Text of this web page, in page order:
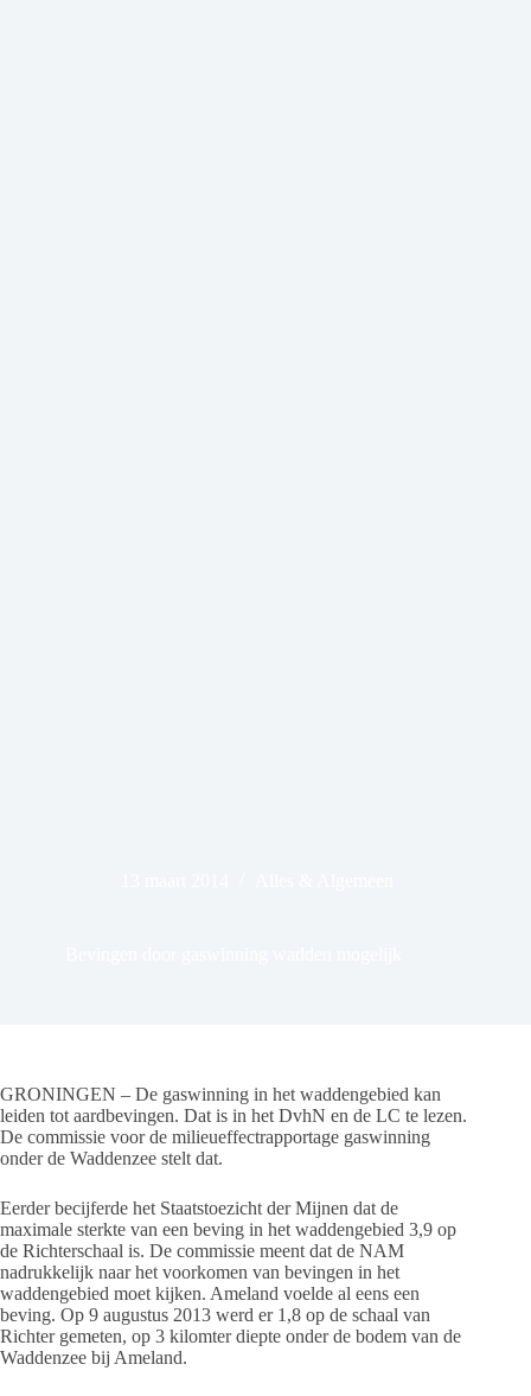
GRONINGEN – De gaswinning in het waddengebied kan
leiden tot aardbevingen. Dat is in het DvhN en de LC te lezen.
De commissie voor de milieueffectrapportage gaswinning
onder de Waddenzee stelt dat.
Eerder becijferde het Staatstoezicht der Mijnen dat de
maximale sterkte van een beving in het waddengebied 3,9 op
de Richterschaal is. De commissie meent dat de NAM
nadrukkelijk naar het voorkomen van bevingen in het
waddengebied moet kijken. Ameland voelde al eens een
beving. Op 9 augustus 2013 werd er 1,8 op de schaal van
Richter gemeten, op 3 kilomter diepte onder de bodem van de
Waddenzee bij Ameland.